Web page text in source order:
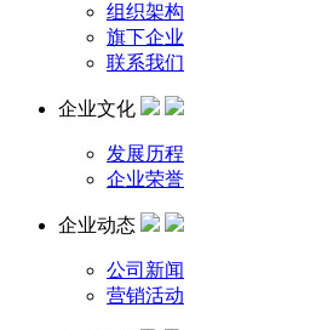
组织架构
旗下企业
联系我们
企业文化
发展历程
企业荣誉
企业动态
公司新闻
营销活动